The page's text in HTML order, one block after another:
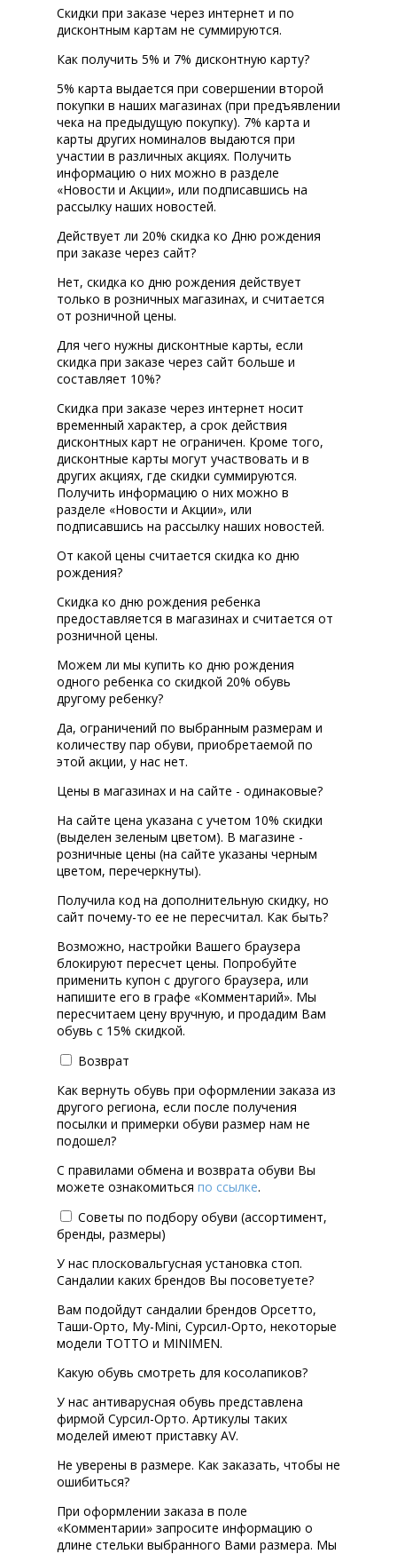
Скидки при заказе через интернет и по
дисконтным картам не суммируются.
Как получить 5% и 7% дисконтную карту?
5% карта выдается при совершении второй
покупки в наших магазинах (при предъявлении
чека на предыдущую покупку). 7% карта и
карты других номиналов выдаются при
участии в различных акциях. Получить
информацию о них можно в разделе
«Новости и Акции», или подписавшись на
рассылку наших новостей.
Действует ли 20% скидка ко Дню рождения
при заказе через сайт?
Нет, скидка ко дню рождения действует
только в розничных магазинах, и считается
от розничной цены.
Для чего нужны дисконтные карты, если
скидка при заказе через сайт больше и
составляет 10%?
Скидка при заказе через интернет носит
временный характер, а срок действия
дисконтных карт не ограничен. Кроме того,
дисконтные карты могут участвовать и в
других акциях, где скидки суммируются.
Получить информацию о них можно в
разделе «Новости и Акции», или
подписавшись на рассылку наших новостей.
От какой цены считается скидка ко дню
рождения?
Скидка ко дню рождения ребенка
предоставляется в магазинах и считается от
розничной цены.
Можем ли мы купить ко дню рождения
одного ребенка со скидкой 20% обувь
другому ребенку?
Да, ограничений по выбранным размерам и
количеству пар обуви, приобретаемой по
этой акции, у нас нет.
Цены в магазинах и на сайте - одинаковые?
На сайте цена указана с учетом 10% скидки
(выделен зеленым цветом). В магазине -
розничные цены (на сайте указаны черным
цветом, перечеркнуты).
Получила код на дополнительную скидку, но
сайт почему-то ее не пересчитал. Как быть?
Возможно, настройки Вашего браузера
блокируют пересчет цены. Попробуйте
применить купон с другого браузера, или
напишите его в графе «Комментарий». Мы
пересчитаем цену вручную, и продадим Вам
обувь с 15% скидкой.
Возврат
Как вернуть обувь при оформлении заказа из
другого региона, если после получения
посылки и примерки обуви размер нам не
подошел?
С правилами обмена и возврата обуви Вы
можете ознакомиться по ссылке.
Советы по подбору обуви (ассортимент,
бренды, размеры)
У нас плосковальгусная установка стоп.
Сандалии каких брендов Вы посоветуете?
Вам подойдут сандалии брендов Орсетто,
Таши-Орто, My-Mini, Сурсил-Орто, некоторые
модели ТОТТО и MINIMEN.
Какую обувь смотреть для косолапиков?
У нас антиварусная обувь представлена
фирмой Сурсил-Орто. Артикулы таких
моделей имеют приставку AV.
Не уверены в размере. Как заказать, чтобы не
ошибиться?
При оформлении заказа в поле
«Комментарии» запросите информацию о
длине стельки выбранного Вами размера. Мы